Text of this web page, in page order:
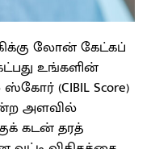
லோன் கேட்கப்
உங்களின்
(CIBIL Score)
அளவில்
கடன் தரத்